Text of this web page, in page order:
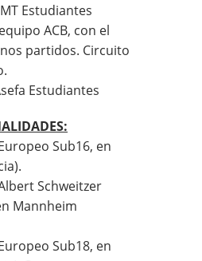
Estudiantes
ACB, con el
partidos. Circuito
Estudiantes
Sub16, en
Schweitzer
Mannheim
Sub18, en